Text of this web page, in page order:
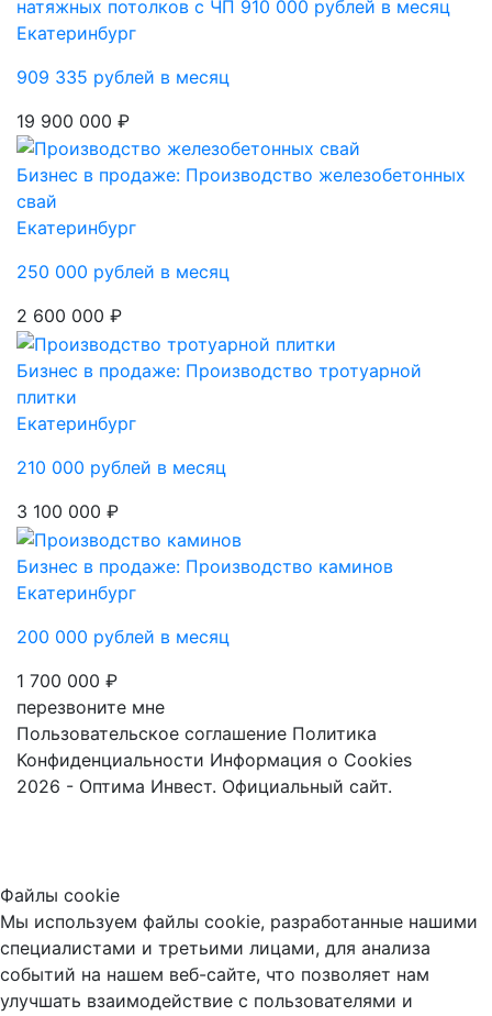
натяжных потолков с ЧП 910 000 рублей в месяц
Екатеринбург
909 335 рублей в месяц
19 900 000 ₽
Бизнес в продаже: Производство железобетонных
свай
Екатеринбург
250 000 рублей в месяц
2 600 000 ₽
Бизнес в продаже: Производство тротуарной
плитки
Екатеринбург
210 000 рублей в месяц
3 100 000 ₽
Бизнес в продаже: Производство каминов
Екатеринбург
200 000 рублей в месяц
1 700 000 ₽
перезвоните мне
Пользовательское соглашение Политика
Конфиденциальности Информация о Cookies
2026 - Оптима Инвест. Официальный сайт.
Файлы cookie
Мы используем файлы cookie, разработанные нашими
специалистами и третьими лицами, для анализа
событий на нашем веб-сайте, что позволяет нам
улучшать взаимодействие с пользователями и